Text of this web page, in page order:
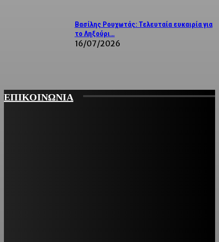
Βασίλης Ρουχωτάς: Τελευταία ευκαιρία για
το Ληξούρι…
16/07/2026
ΕΠΙΚΟΙΝΩΝΙΑ